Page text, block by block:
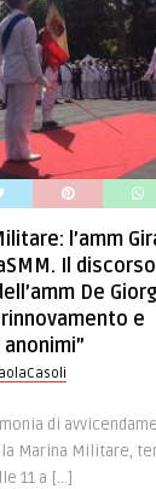
l’amm
Il discorso
De
rinnovamento e
di
Marina Militare,
11 a […]